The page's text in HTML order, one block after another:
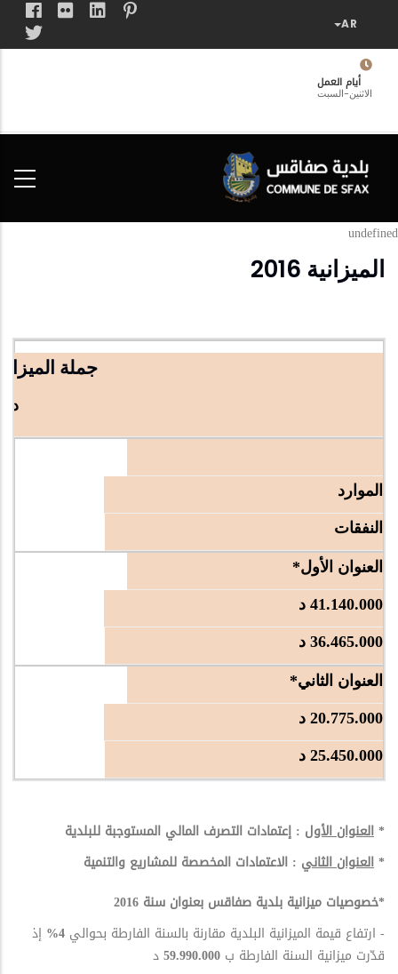
المحتوى
الرئيسيأيام العمل
الاثنين-السبت
undefined
الميزانية 2016
جملة المیزانیة
د 61.915.000
الموارد
النفقات
العنوان الأول*
41.140.000 د
36.465.000 د
العنوان الثاني*
20.775.000 د
25.450.000 د
*العنوان الأول : إعتمادات التصرف المالي المستوجبة للبلدیة
*العنوان الثاني : الاعتمادات المخصصة للمشاریع والتنمیة
*خصوصیات میزانیة بلدیة صفاقس بعنوان سنة 2016
- ارتفاع قیمة المیزانیة البلدیة مقارنة بالسنة الفارطة بحوالي 4%
إذ
قدّرت میزانیة السنة الفارطة ب 59.990.000د